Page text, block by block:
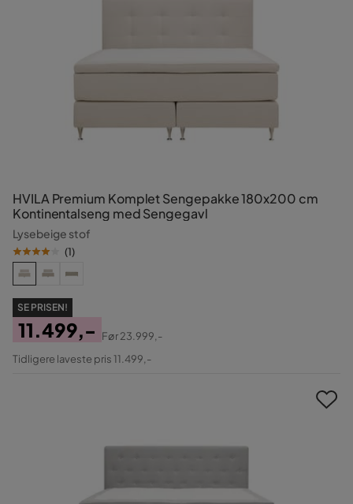
HVILA Premium Komplet Sengepakke 180x200 cm
Kontinentalseng med Sengegavl
Lysebeige stof
(1)
SE PRISEN!
Pris
11.499,-
Original
Før23.999,-
Tidligere laveste pris 11.499,-